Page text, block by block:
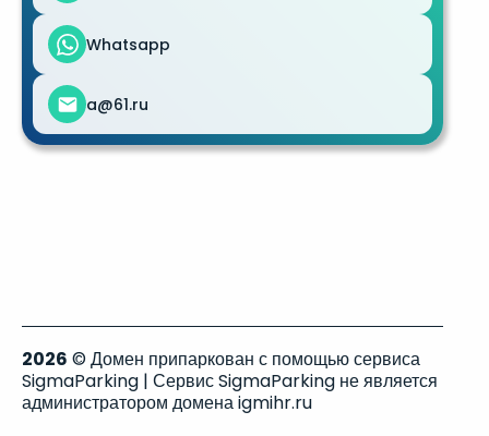
Whatsapp
a@61.ru
2026 © Домен припаркован с помощью сервиса
SigmaParking | Сервис SigmaParking не является
администратором домена igmihr.ru